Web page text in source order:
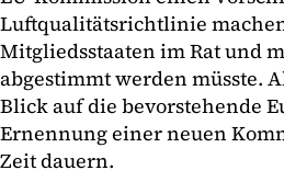
Luftqualitätsrichtlinie
Mitgliedsstaaten im Rat und
abgestimmt werden müsste.
Blick auf die bevorstehende
Ernennung einer neuen
Zeit dauern.